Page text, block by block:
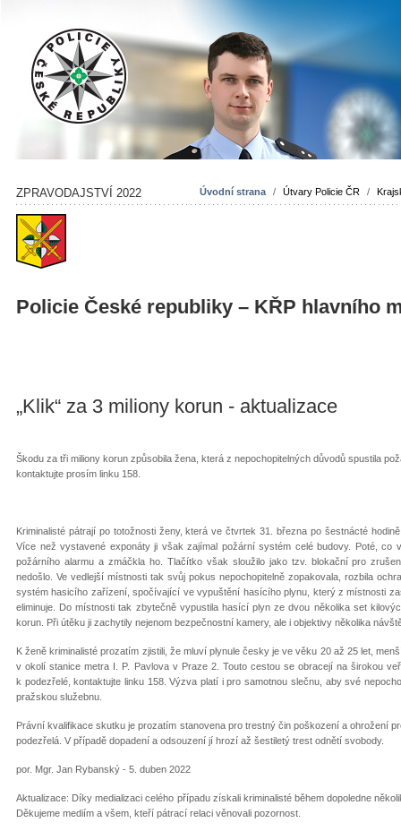
Úvodní strana / Útvary Policie ČR /
ZPRAVODAJSTVÍ 2022
Policie České republiky – KŘP hlavního
„Klik“ za 3 miliony korun - aktualizace
Škodu za tři miliony korun způsobila žena, která z nepochopitelných důvodů spustila
kontaktujte prosím linku 158.
Kriminalisté pátrají po totožnosti ženy, která ve čtvrtek 31. března po šestnácté
Více než vystavené exponáty ji však zajímal požární systém celé budovy. Poté, co
požárního alarmu a zmáčkla ho. Tlačítko však sloužilo jako tzv. blokační pro
nedošlo. Ve vedlejší místnosti tak svůj pokus nepochopitelně zopakovala, rozbila
systém hasicího zařízení, spočívající ve vypuštění hasícího plynu, který z místnosti
eliminuje. Do místnosti tak zbytečně vypustila hasící plyn ze dvou několika set
korun. Při útěku ji zachytily nejenom bezpečnostní kamery, ale i objektivy několika
K ženě kriminalisté prozatím zjistili, že mluví plynule česky je ve věku 20 až 25 let,
v okolí stanice metra I. P. Pavlova v Praze 2. Touto cestou se obracejí na širokou
k podezřelé, kontaktujte linku 158. Výzva platí i pro samotnou slečnu, aby své
pražskou služebnu.
Právní kvalifikace skutku je prozatím stanovena pro trestný čin poškození a ohrožení
podezřelá. V případě dopadení a odsouzení jí hrozí až šestiletý trest odnětí svobody.
por. Mgr. Jan Rybanský - 5. duben 2022
Aktualizace: Díky medializaci celého případu získali kriminalisté během dopoledne
Děkujeme mediím a všem, kteří pátrací relaci věnovali pozornost.